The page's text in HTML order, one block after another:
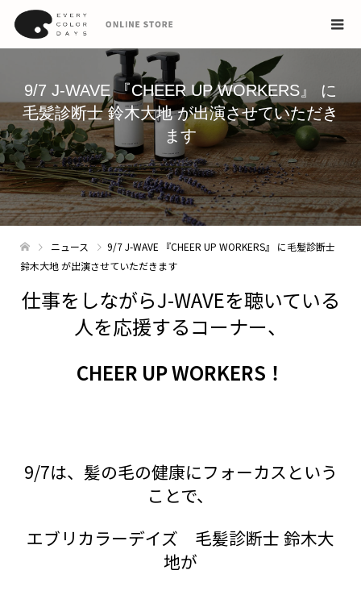
9/7 J-WAVE 『CHEER UP WORKERS』 に
毛髪診断士 鈴木大地 が出演させていただき
ます
ニュース
9/7 J-WAVE 『CHEER UP WORKERS』 に毛髪診断士
鈴木大地 が出演させていただきます
仕事をしながらJ-WAVEを聴いている
人を応援するコーナー、
CHEER UP WORKERS！
9/7は、髪の毛の健康にフォーカスという
ことで、
エブリカラーデイズ 毛髪診断士 鈴木大
地が